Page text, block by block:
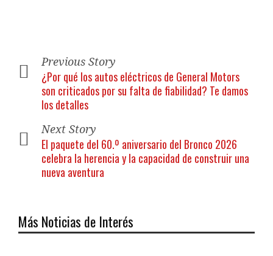
Previous Story
¿Por qué los autos eléctricos de General Motors
son criticados por su falta de fiabilidad? Te damos
los detalles
Next Story
El paquete del 60.º aniversario del Bronco 2026
celebra la herencia y la capacidad de construir una
nueva aventura
Más Noticias de Interés